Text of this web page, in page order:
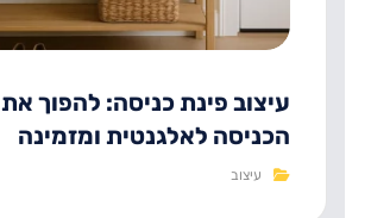
עיצוב פינת כניסה: להפוך את
הכניסה לאלגנטית ומזמינה
עיצוב